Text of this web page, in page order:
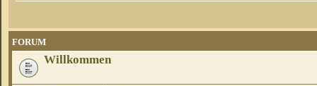
FORUM
Willkommen